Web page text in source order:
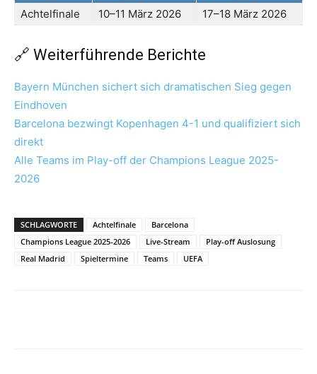
Achtelfinale
10–11 März 2026 17–18 März 2026
🔗 Weiterführende Berichte
Bayern München sichert sich dramatischen Sieg gegen
Eindhoven
Barcelona bezwingt Kopenhagen 4-1 und qualifiziert sich
direkt
Alle Teams im Play-off der Champions League 2025-
2026
SCHLAGWORTE Achtelfinale
Barcelona
Champions League 2025-2026
Live-Stream
Play-off Auslosung
Real Madrid
Spieltermine Teams UEFA